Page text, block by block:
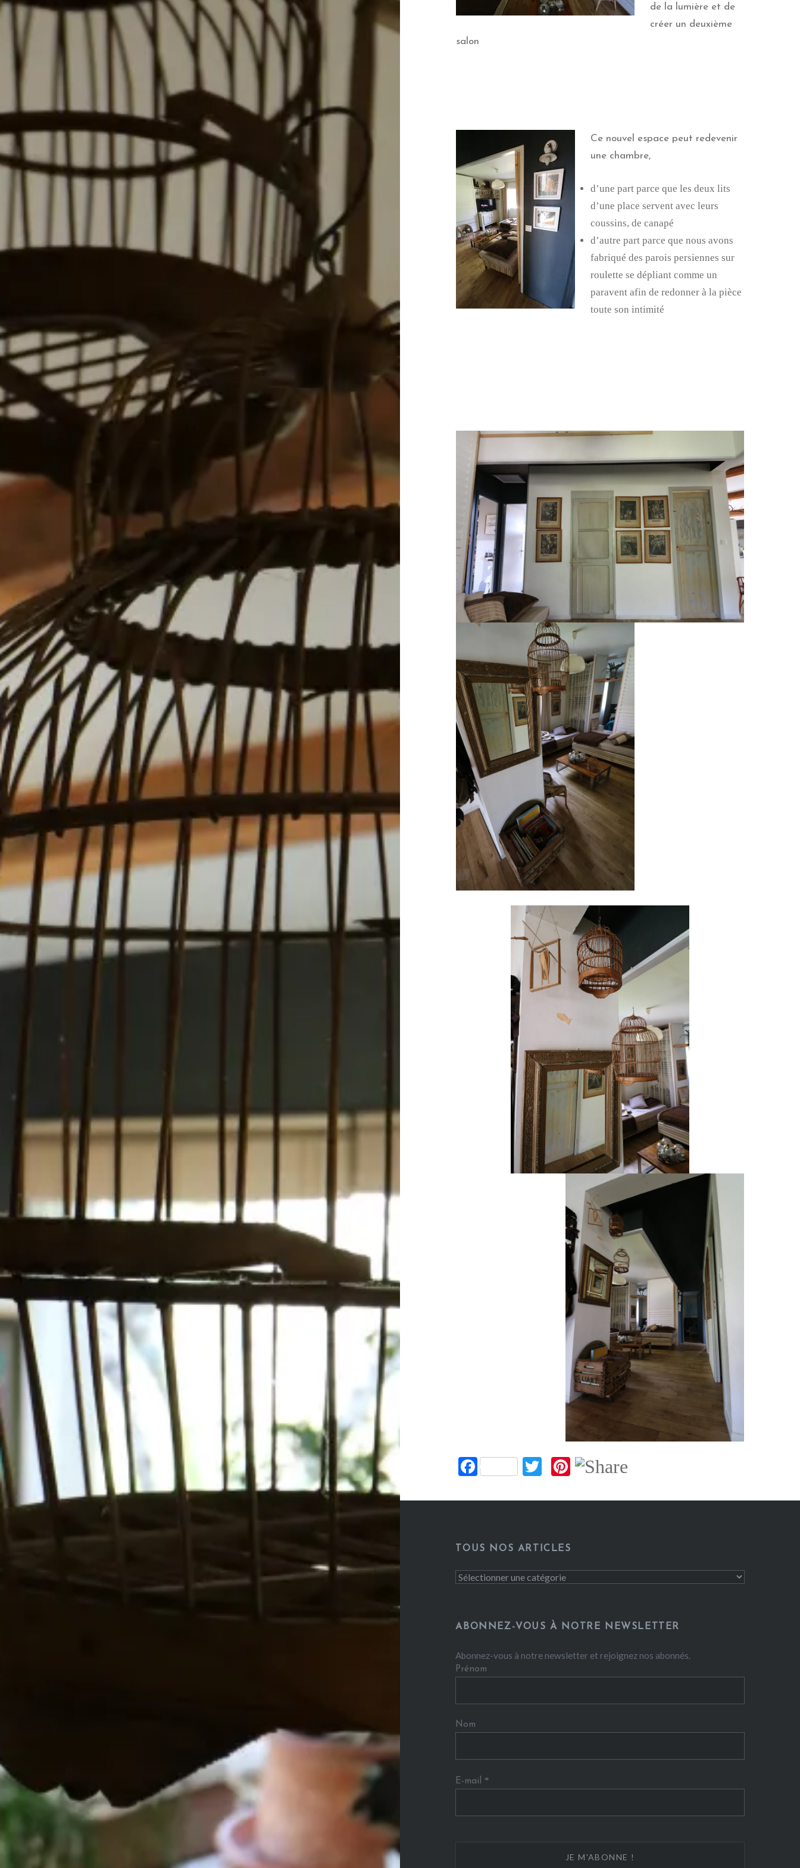
de la lumière et de
créer un deuxième
salon
Ce nouvel espace peut redevenir
une chambre,
d’une part parce que les deux lits
d’une place servent avec leurs
coussins, de canapé
d’autre part parce que nous avons
fabriqué des parois persiennes sur
roulette se dépliant comme un
paravent afin de redonner à la pièce
toute son intimité
FacebookTwitterPinterest
TOUS NOS ARTICLES
Tous
ABONNEZ-VOUS À NOTRE NEWSLETTER
Abonnez-vous à notre newsletter et rejoignez nos abonnés.
Prénom
Nom
E-mail *